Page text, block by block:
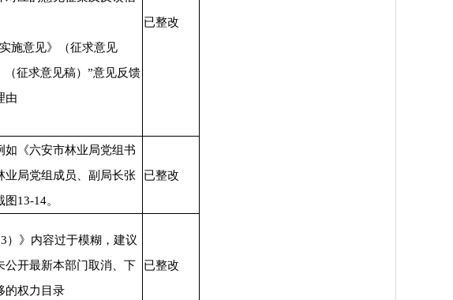
施意见》（征求意见
征求意见稿）”意见反馈
由
已整改
如《六安市林业局党组书
业局党组成员、副局长张
13-14。
已整改
）》内容过于模糊，建议
公开最新本部门取消、下
的权力目录
已整改